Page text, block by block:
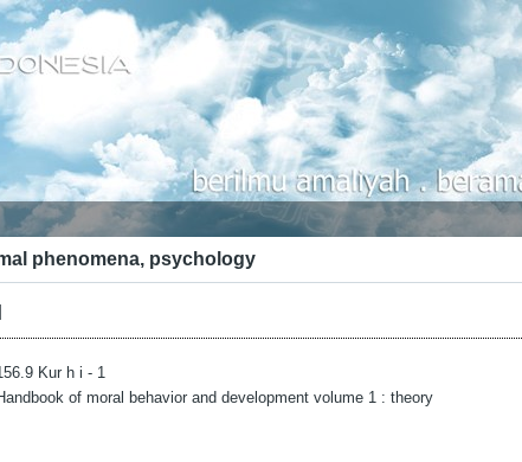
phenomena, psychology
Kur h i - 1
of moral behavior and development volume 1 : theory